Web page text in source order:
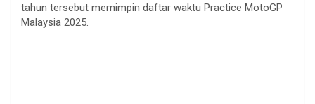
tahun tersebut memimpin daftar waktu Practice MotoGP
Malaysia 2025.